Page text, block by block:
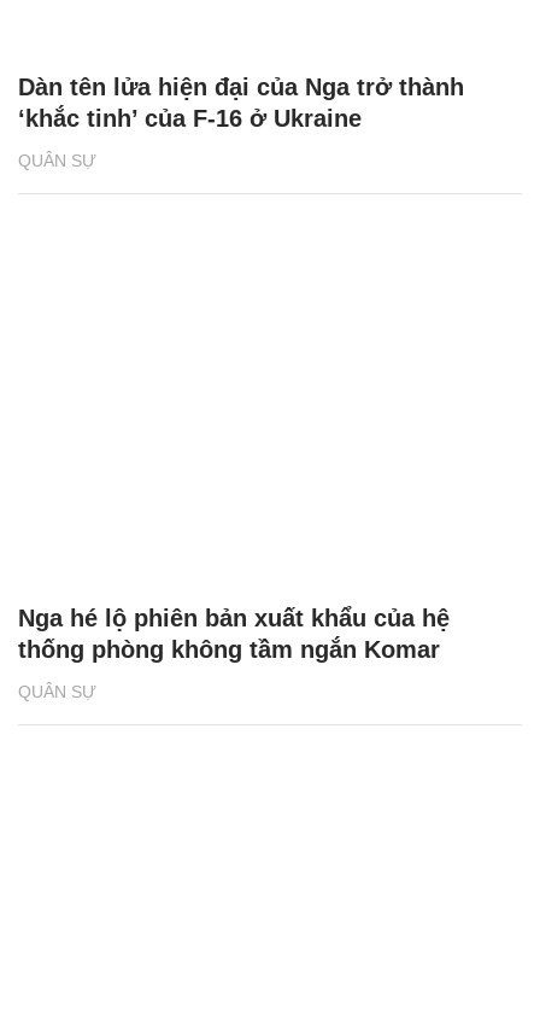
QUÂN SỰ
Dàn tên lửa hiện đại của Nga trở thành
‘khắc tinh’ của F-16 ở Ukraine
QUÂN SỰ
Nga hé lộ phiên bản xuất khẩu của hệ
thống phòng không tầm ngắn Komar